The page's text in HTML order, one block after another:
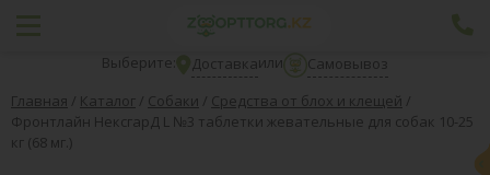
Выберите: Доставкаили
Самовывоз
Главная / Каталог / Собаки / Средства от блох и клещей /
Фронтлайн НексгарД L №3 таблетки жевательные для собак 10-25
кг (68 мг.)